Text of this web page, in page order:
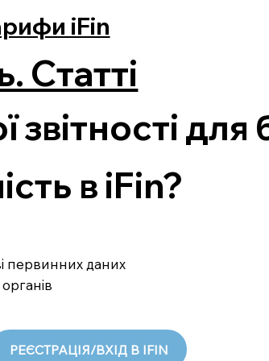
iFin
Статті
для
в iFin?
первинних даних
РЕЄСТРАЦІЯ/ВХІД В IFIN